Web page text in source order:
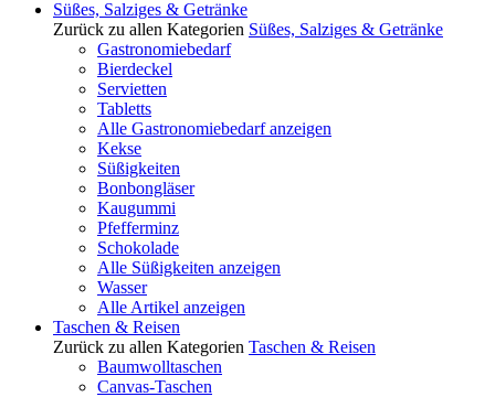
Süßes, Salziges & Getränke
Zurück zu allen Kategorien Süßes, Salziges & Getränke
Gastronomiebedarf
Bierdeckel
Servietten
Tabletts
Alle Gastronomiebedarf anzeigen
Kekse
Süßigkeiten
Bonbongläser
Kaugummi
Pfefferminz
Schokolade
Alle Süßigkeiten anzeigen
Wasser
Alle Artikel anzeigen
Taschen & Reisen
Zurück zu allen Kategorien Taschen & Reisen
Baumwolltaschen
Canvas-Taschen